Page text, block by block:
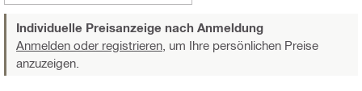
Individuelle Preisanzeige nach Anmeldung
Anmelden oder registrieren, um Ihre persönlichen Preise
anzuzeigen.